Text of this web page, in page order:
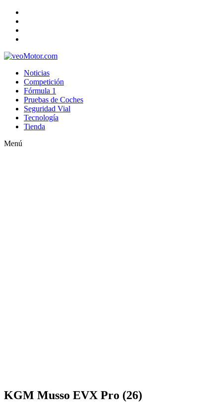
Noticias
Competición
Fórmula 1
Pruebas de Coches
Seguridad Vial
Tecnología
Tienda
Menú
KGM Musso EVX Pro (26)